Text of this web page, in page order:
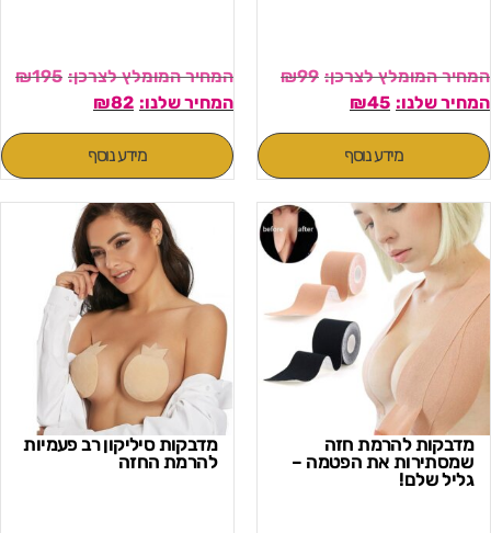
₪99
₪45
מידע נוסף
₪195
₪82
מידע נוסף
מדבקות להרמת חזה
שמסתירות את הפטמה –
גליל שלם!
מדבקות סיליקון רב פעמיות
להרמת החזה